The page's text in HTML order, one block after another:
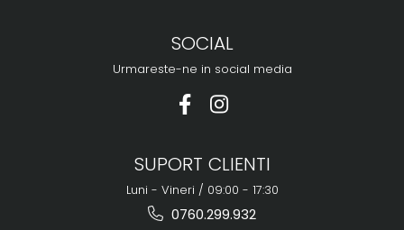
SOCIAL
Urmareste-ne in social media
SUPORT CLIENTI
Luni - Vineri / 09:00 - 17:30
0760.299.932